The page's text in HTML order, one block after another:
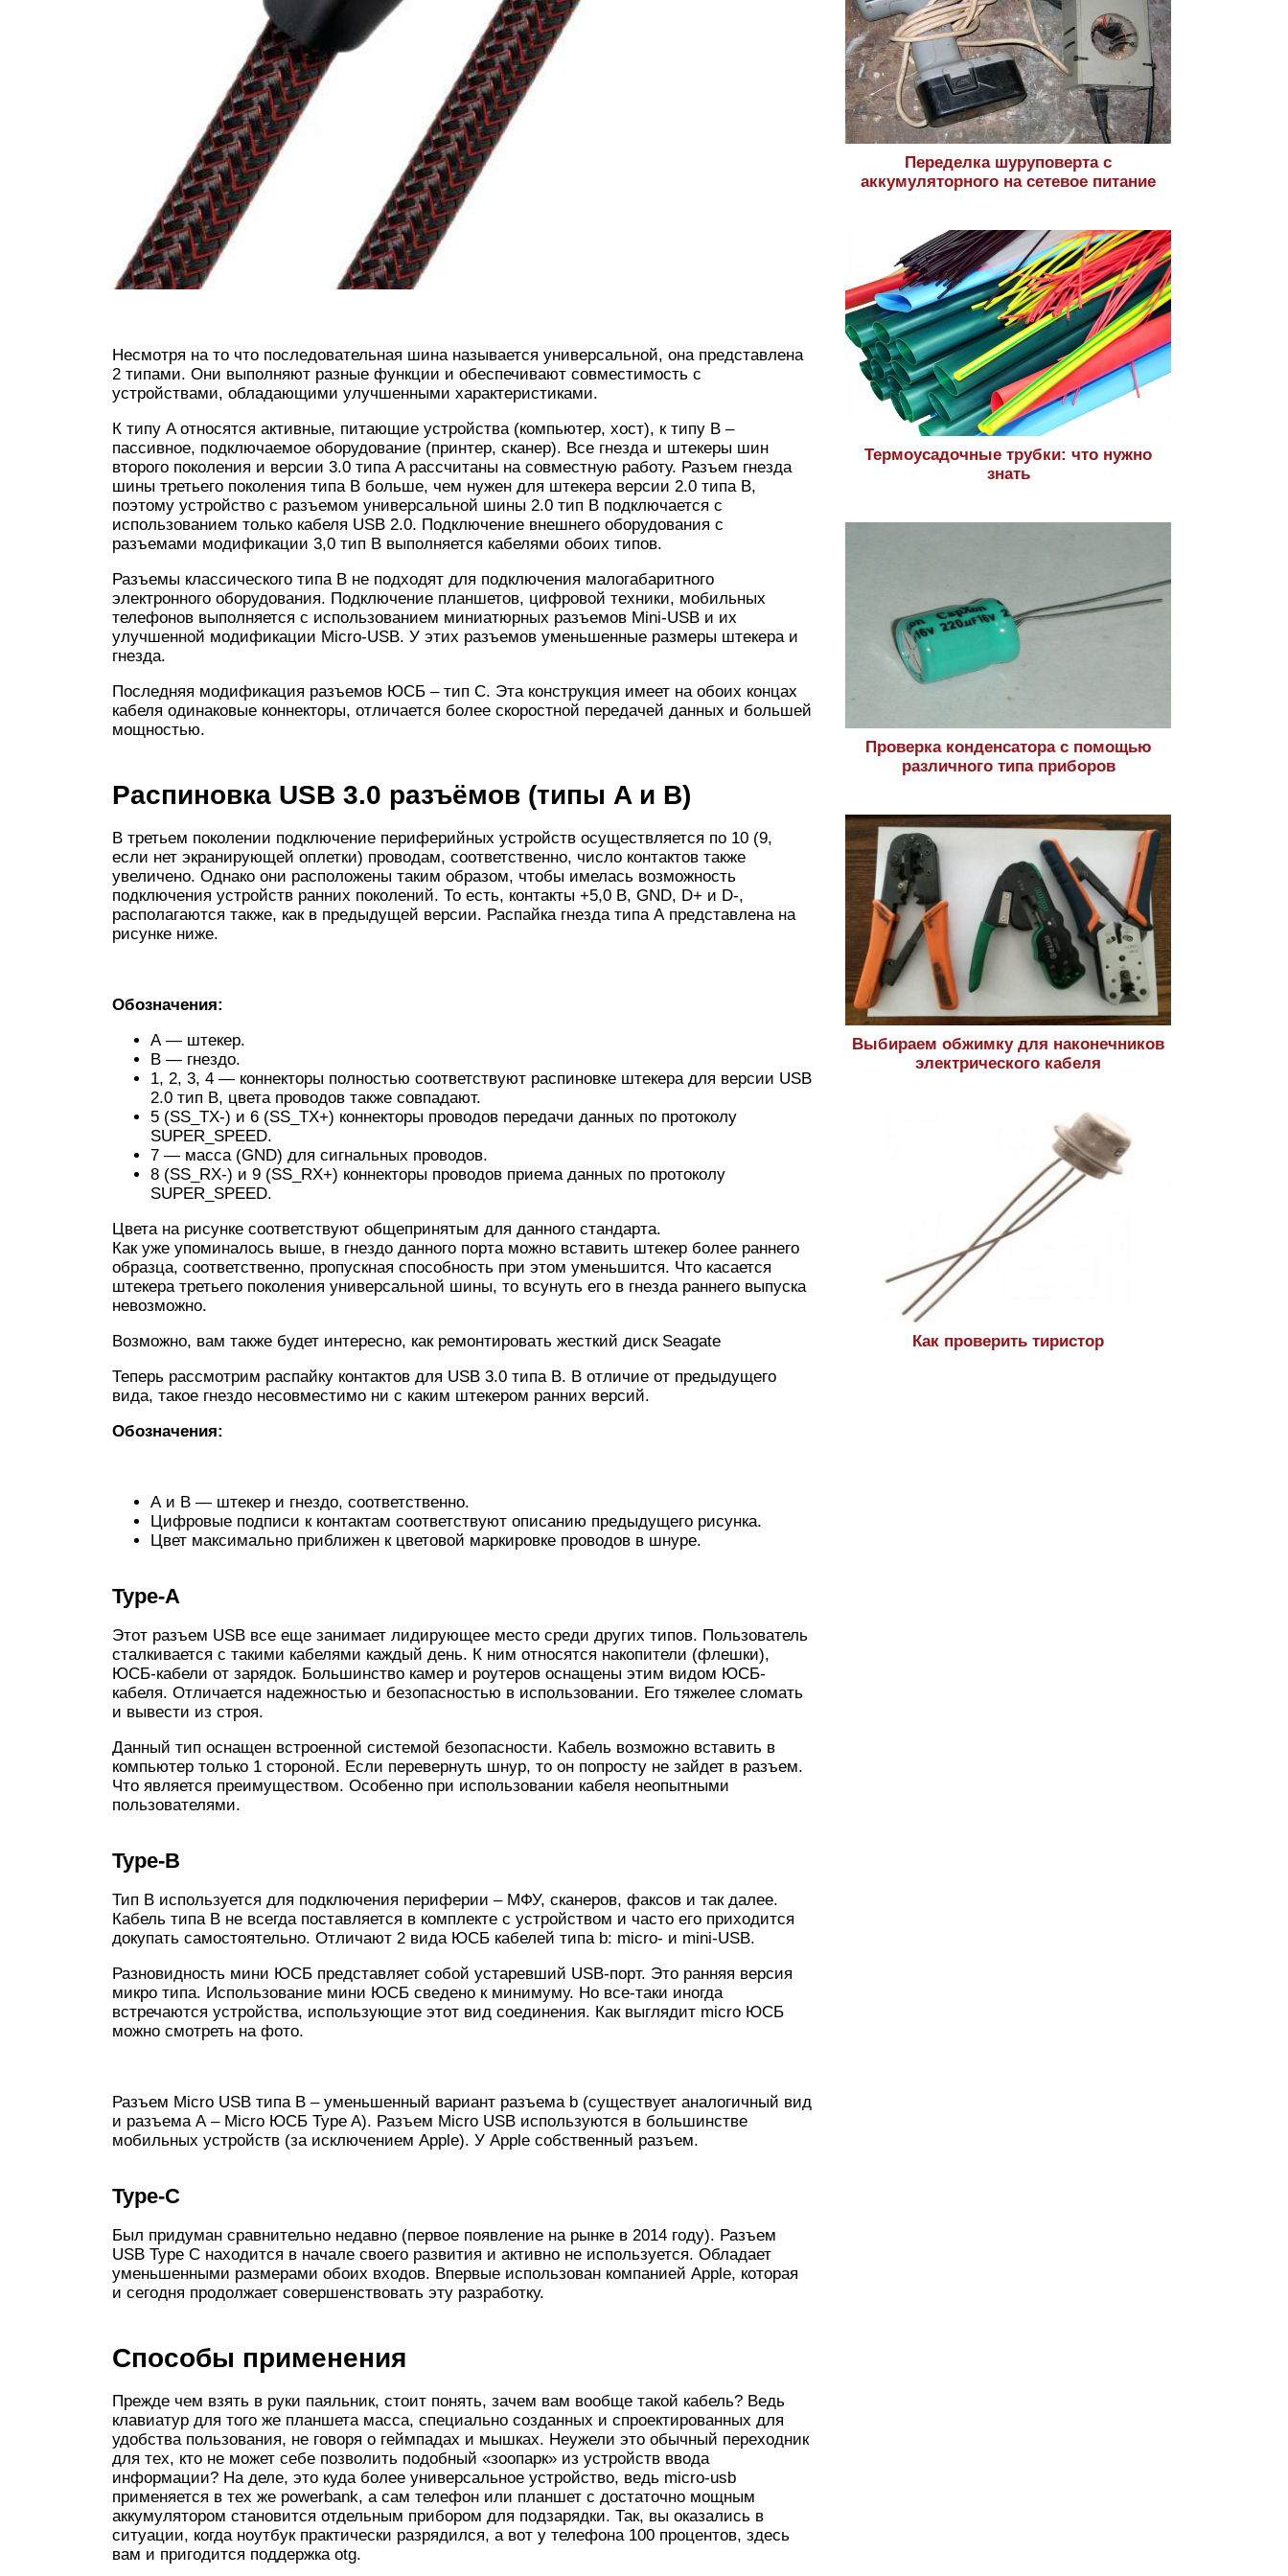
Несмотря на то что последовательная шина называется универсальной, она представлена
2 типами. Они выполняют разные функции и обеспечивают совместимость с
устройствами, обладающими улучшенными характеристиками.
К типу A относятся активные, питающие устройства (компьютер, хост), к типу B –
пассивное, подключаемое оборудование (принтер, сканер). Все гнезда и штекеры шин
второго поколения и версии 3.0 типа A рассчитаны на совместную работу. Разъем гнезда
шины третьего поколения типа B больше, чем нужен для штекера версии 2.0 типа B,
поэтому устройство с разъемом универсальной шины 2.0 тип B подключается с
использованием только кабеля USB 2.0. Подключение внешнего оборудования с
разъемами модификации 3,0 тип B выполняется кабелями обоих типов.
Разъемы классического типа B не подходят для подключения малогабаритного
электронного оборудования. Подключение планшетов, цифровой техники, мобильных
телефонов выполняется с использованием миниатюрных разъемов Mini-USB и их
улучшенной модификации Micro-USB. У этих разъемов уменьшенные размеры штекера и
гнезда.
Последняя модификация разъемов ЮСБ – тип C. Эта конструкция имеет на обоих концах
кабеля одинаковые коннекторы, отличается более скоростной передачей данных и большей
мощностью.
Распиновка USB 3.0 разъёмов (типы A и B)
В третьем поколении подключение периферийных устройств осуществляется по 10 (9,
если нет экранирующей оплетки) проводам, соответственно, число контактов также
увеличено. Однако они расположены таким образом, чтобы имелась возможность
подключения устройств ранних поколений. То есть, контакты +5,0 В, GND, D+ и D-,
располагаются также, как в предыдущей версии. Распайка гнезда типа А представлена на
рисунке ниже.
Обозначения:
А — штекер.
В — гнездо.
1, 2, 3, 4 — коннекторы полностью соответствуют распиновке штекера для версии USB
2.0 тип В, цвета проводов также совпадают.
5 (SS_TХ-) и 6 (SS_ТХ+) коннекторы проводов передачи данных по протоколу
SUPER_SPEED.
7 — масса (GND) для сигнальных проводов.
8 (SS_RX-) и 9 (SS_RX+) коннекторы проводов приема данных по протоколу
SUPER_SPEED.
Цвета на рисунке соответствуют общепринятым для данного стандарта.
Как уже упоминалось выше, в гнездо данного порта можно вставить штекер более раннего
образца, соответственно, пропускная способность при этом уменьшится. Что касается
штекера третьего поколения универсальной шины, то всунуть его в гнезда раннего выпуска
невозможно.
Возможно, вам также будет интересно, как ремонтировать жесткий диск Seagate
Теперь рассмотрим распайку контактов для USB 3.0 типа В. В отличие от предыдущего
вида, такое гнездо несовместимо ни с каким штекером ранних версий.
Обозначения:
А и В — штекер и гнездо, соответственно.
Цифровые подписи к контактам соответствуют описанию предыдущего рисунка.
Цвет максимально приближен к цветовой маркировке проводов в шнуре.
Type-A
Этот разъем USB все еще занимает лидирующее место среди других типов. Пользователь
сталкивается с такими кабелями каждый день. К ним относятся накопители (флешки),
ЮСБ-кабели от зарядок. Большинство камер и роутеров оснащены этим видом ЮСБ-
кабеля. Отличается надежностью и безопасностью в использовании. Его тяжелее сломать
и вывести из строя.
Данный тип оснащен встроенной системой безопасности. Кабель возможно вставить в
компьютер только 1 стороной. Если перевернуть шнур, то он попросту не зайдет в разъем.
Что является преимуществом. Особенно при использовании кабеля неопытными
пользователями.
Type-B
Тип B используется для подключения периферии – МФУ, сканеров, факсов и так далее.
Кабель типа B не всегда поставляется в комплекте с устройством и часто его приходится
докупать самостоятельно. Отличают 2 вида ЮСБ кабелей типа b: micro- и mini-USB.
Разновидность мини ЮСБ представляет собой устаревший USB-порт. Это ранняя версия
микро типа. Использование мини ЮСБ сведено к минимуму. Но все-таки иногда
встречаются устройства, использующие этот вид соединения. Как выглядит micro ЮСБ
можно смотреть на фото.
Разъем Micro USB типа B – уменьшенный вариант разъема b (существует аналогичный вид
и разъема А – Micro ЮСБ Type A). Разъем Micro USB используются в большинстве
мобильных устройств (за исключением Apple). У Apple собственный разъем.
Type-С
Был придуман сравнительно недавно (первое появление на рынке в 2014 году). Разъем
USB Type C находится в начале своего развития и активно не используется. Обладает
уменьшенными размерами обоих входов. Впервые использован компанией Apple, которая
и сегодня продолжает совершенствовать эту разработку.
Способы применения
Прежде чем взять в руки паяльник, стоит понять, зачем вам вообще такой кабель? Ведь
клавиатур для того же планшета масса, специально созданных и спроектированных для
удобства пользования, не говоря о геймпадах и мышках. Неужели это обычный переходник
для тех, кто не может себе позволить подобный «зоопарк» из устройств ввода
информации? На деле, это куда более универсальное устройство, ведь micro-usb
применяется в тех же powerbank, а сам телефон или планшет с достаточно мощным
аккумулятором становится отдельным прибором для подзарядки. Так, вы оказались в
ситуации, когда ноутбук практически разрядился, а вот у телефона 100 процентов, здесь
вам и пригодится поддержка otg.
Переделка шуруповерта с
аккумуляторного на сетевое питание
Термоусадочные трубки: что нужно
знать
Проверка конденсатора с помощью
различного типа приборов
Выбираем обжимку для наконечников
электрического кабеля
Как проверить тиристор